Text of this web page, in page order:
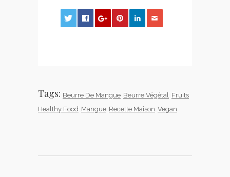
Tags: Beurre De Mangue Beurre Végétal Fruits
Healthy Food Mangue Recette Maison Vegan